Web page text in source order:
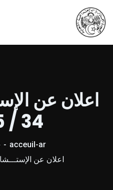
اعلان عن
34 / 2025
acceuil-ar
اعلان عن الإستـــشارة